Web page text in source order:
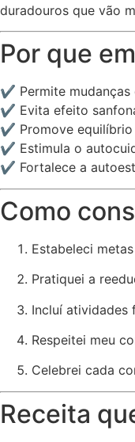
duradouros que vão
Por que
✔ Permite mudanças
✔ Evita efeito
✔ Promove equilíbrio
✔ Estimula o
✔ Fortalece a
Como
Estabeleci
Pratiquei a
Incluí atividades
Respeitei meu
Celebrei cada
Receita